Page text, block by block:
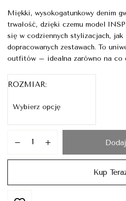
Miękki, wysokogatunkowy denim
trwałość, dzięki czemu model
się w codziennych stylizacjach, jak
dopracowanych zestawach. To
outfitów – idealna zarówno na co
ROZMIAR
Kup